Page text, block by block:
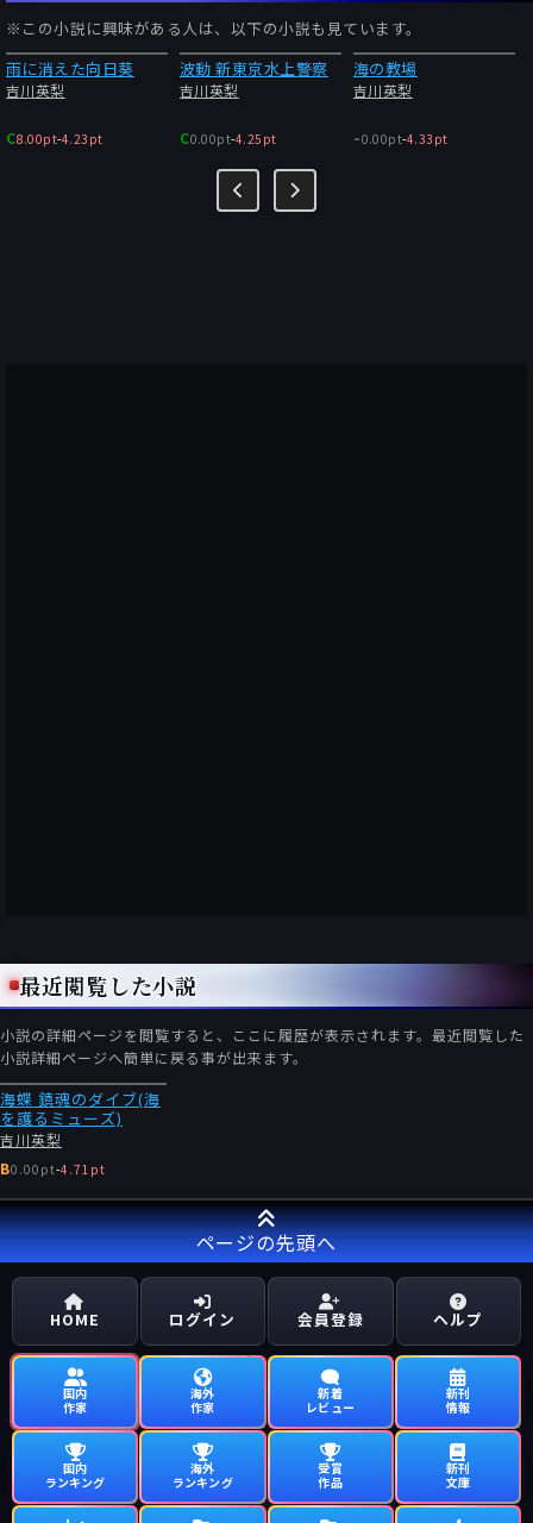
※この小説に興味がある人は、以下の小説も見ています。
雨に消えた向日葵
吉川英梨
C8.00pt-4.23pt
波動 新東京水上警察
吉川英梨
C0.00pt-4.25pt
海の教場
吉川英梨
-0.00pt-4.33pt
最近閲覧した小説
小説の詳細ページを閲覧すると、ここに履歴が表示されます。最近閲覧した
小説詳細ページへ簡単に戻る事が出来ます。
海蝶 鎮魂のダイブ(海
を護るミューズ)
吉川英梨
B0.00pt-4.71pt
ページの先頭へ
HOME ログイン 会員登録 ヘルプ
国内
作家
海外
作家
新着
レビュー
新刊
情報
国内
ランキング
海外
ランキング
受賞
作品
新刊
文庫